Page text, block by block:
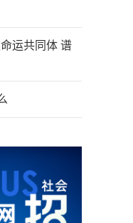
运共同体 谱